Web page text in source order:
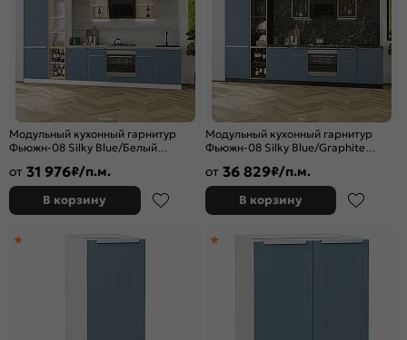
Модульный кухонный гарнитур
Фьюжн-08 Silky Blue/Белый
от 31 976₽/п.м.
В корзину
Модульный кухонный гарнитур
Фьюжн-08 Silky Blue/Graphite
от 36 829₽/п.м.
В корзину